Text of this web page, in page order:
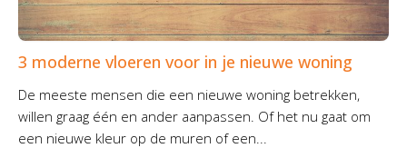
3 moderne vloeren voor in je nieuwe woning
De meeste mensen die een nieuwe woning betrekken,
willen graag één en ander aanpassen. Of het nu gaat om
een nieuwe kleur op de muren of een...